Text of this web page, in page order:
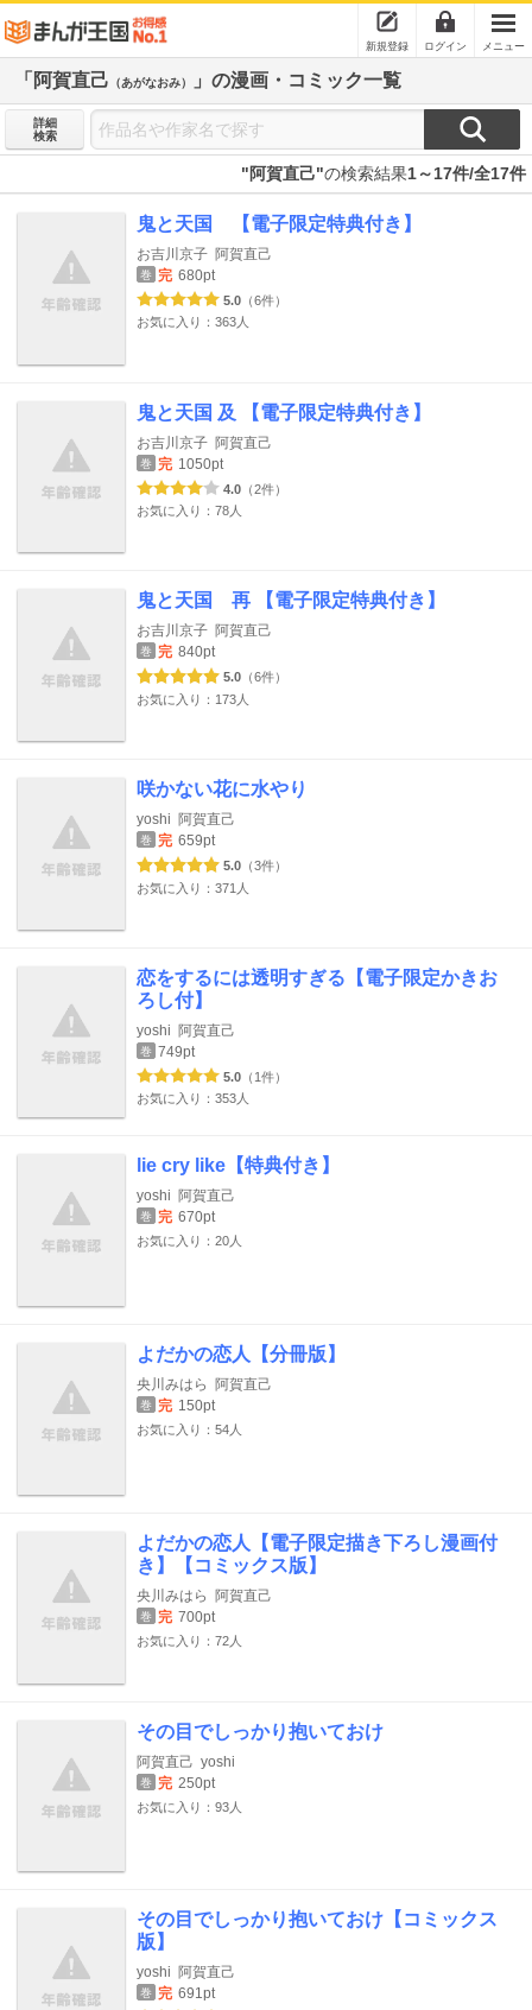
新規登録 ログイン メニュー
「阿賀直己 （あがなおみ） 」の漫画・コミック一覧
詳細
検索
"阿賀直己"の検索結果1～17件/全17件
鬼と天国 【電子限定特典付き】
お吉川京子 阿賀直己
巻 完 680pt
5.0 （6件）
お気に入り：363人
鬼と天国 及 【電子限定特典付き】
お吉川京子 阿賀直己
巻 完 1050pt
4.0 （2件）
お気に入り：78人
鬼と天国 再 【電子限定特典付き】
お吉川京子 阿賀直己
巻 完 840pt
5.0 （6件）
お気に入り：173人
咲かない花に水やり
yoshi 阿賀直己
巻 完 659pt
5.0 （3件）
お気に入り：371人
恋をするには透明すぎる【電子限定かきお
ろし付】
yoshi 阿賀直己
巻 749pt
5.0 （1件）
お気に入り：353人
lie cry like【特典付き】
yoshi 阿賀直己
巻 完 670pt
お気に入り：20人
よだかの恋人【分冊版】
央川みはら 阿賀直己
巻 完 150pt
お気に入り：54人
よだかの恋人【電子限定描き下ろし漫画付
き】【コミックス版】
央川みはら 阿賀直己
巻 完 700pt
お気に入り：72人
その目でしっかり抱いておけ
阿賀直己 yoshi
巻 完 250pt
お気に入り：93人
その目でしっかり抱いておけ【コミックス
版】
yoshi 阿賀直己
巻 完 691pt